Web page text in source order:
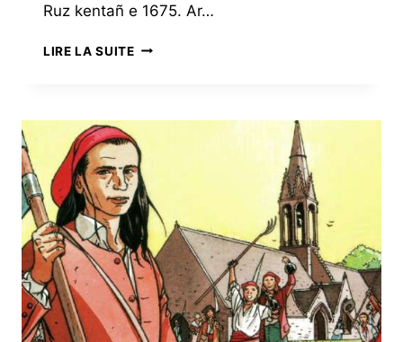
Ruz kentañ e 1675. Ar…
LIRE LA SUITEDISTRO